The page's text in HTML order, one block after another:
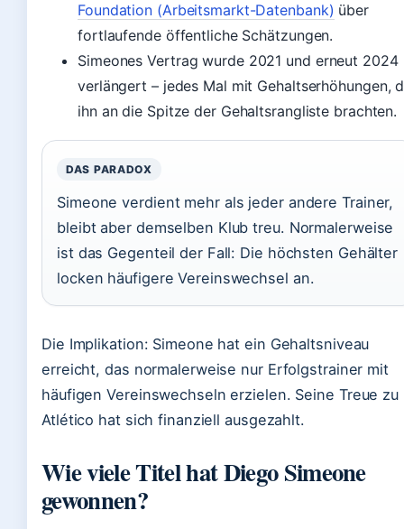
Foundation (Arbeitsmarkt-Datenbank) über
fortlaufende öffentliche Schätzungen.
Simeones Vertrag wurde 2021 und erneut 2024
verlängert – jedes Mal mit Gehaltserhöhungen,
ihn an die Spitze der Gehaltsrangliste brachten.
DAS PARADOX
Simeone verdient mehr als jeder andere Trainer,
bleibt aber demselben Klub treu. Normalerweise
ist das Gegenteil der Fall: Die höchsten Gehälter
locken häufigere Vereinswechsel an.
Die Implikation: Simeone hat ein Gehaltsniveau
erreicht, das normalerweise nur Erfolgstrainer mit
häufigen Vereinswechseln erzielen. Seine Treue zu
Atlético hat sich finanziell ausgezahlt.
Wie viele Titel hat Diego Simeone
gewonnen?